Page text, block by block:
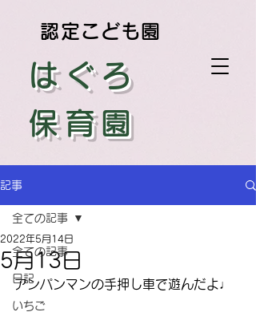
はぐろ
保育園
認定こども園
記事
全ての記事
日記
いちご
全ての記事
5月13日
2022年5月14日
アンパンマンの手押し車で遊んだよ♩